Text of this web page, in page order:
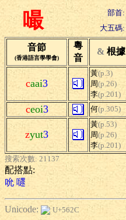
嘬 部首:
大五碼:
音節
(香港語言學學會)
粵
音
& 根據
caai3
黃(p.3)
周(p.26)
李(p.201)
ceoi3 何(p.305)
zyut3
黃(p.53)
周(p.26)
李(p.201)
搜索次數: 21137
配搭點:
吮 嚃
Unicode:
U+562C